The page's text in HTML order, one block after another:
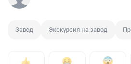
Завод Экскурсия на завод